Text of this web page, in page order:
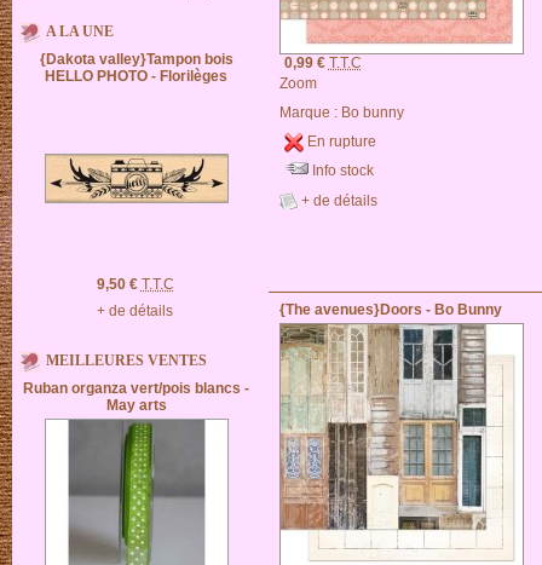
A LA UNE
{Dakota valley}Tampon bois
HELLO PHOTO - Florilèges
9,50 € T.T.C
+ de détails
MEILLEURES VENTES
Ruban organza vert/pois blancs -
May arts
0,99 € T.T.C
Zoom
Marque : Bo bunny
En rupture
Info stock
+ de détails
{The avenues}Doors - Bo Bunny